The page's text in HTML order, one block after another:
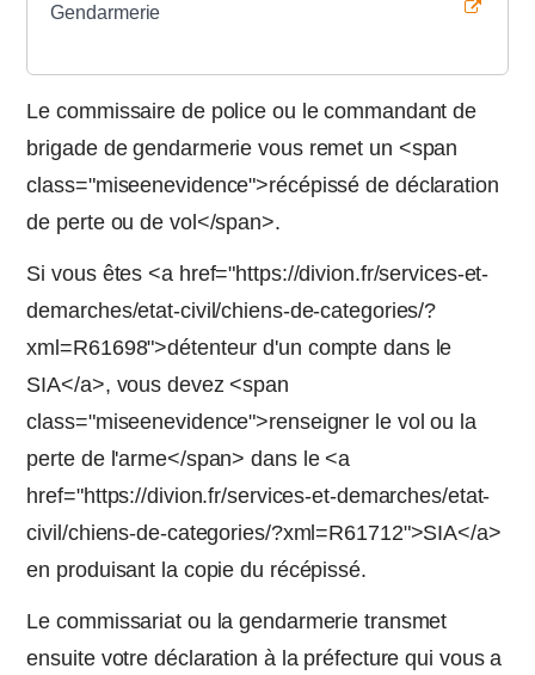
Gendarmerie
Le commissaire de police ou le commandant de
brigade de gendarmerie vous remet un <span
class="miseenevidence">récépissé de déclaration
de perte ou de vol</span>.
Si vous êtes <a href="https://divion.fr/services-et-
demarches/etat-civil/chiens-de-categories/?
xml=R61698">détenteur d'un compte dans le
SIA</a>, vous devez <span
class="miseenevidence">renseigner le vol ou la
perte de l'arme</span> dans le <a
href="https://divion.fr/services-et-demarches/etat-
civil/chiens-de-categories/?xml=R61712">SIA</a>
en produisant la copie du récépissé.
Le commissariat ou la gendarmerie transmet
ensuite votre déclaration à la préfecture qui vous a